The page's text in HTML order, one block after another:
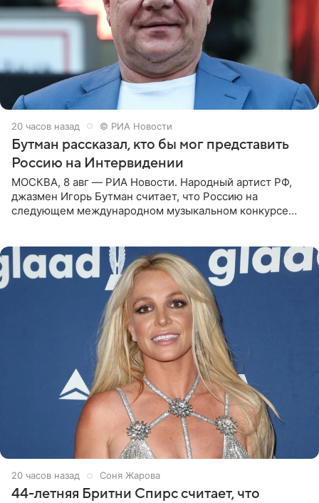
20 часов назад © РИА Новости
Бутман рассказал, кто бы мог представить
Россию на Интервидении
МОСКВА, 8 авг — РИА Новости. Народный артист РФ,
джазмен Игорь Бутман считает, что Россию на
следующем международном музыкальном конкурсе
20 часов назад Соня Жарова
44-летняя Бритни Спирс считает, что